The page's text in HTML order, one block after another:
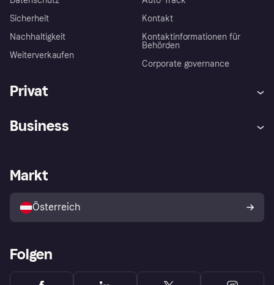
Sicherheit
Nachhaltigkeit
Weiterverkaufen
Kontakt
Kontaktinformationen für
Behörden
Corporate governance
Privat
Shops entdecken
Business
Händlerportal
Markt
Österreich
Folgen